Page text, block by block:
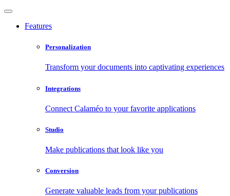
Features
Personalization
Transform your documents into captivating experiences
Integrations
Connect Calaméo to your favorite applications
Studio
Make publications that look like you
Conversion
Generate valuable leads from your publications